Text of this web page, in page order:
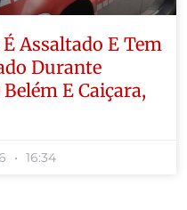
Assaltado E Tem
Durante
E Caiçara,
16:34